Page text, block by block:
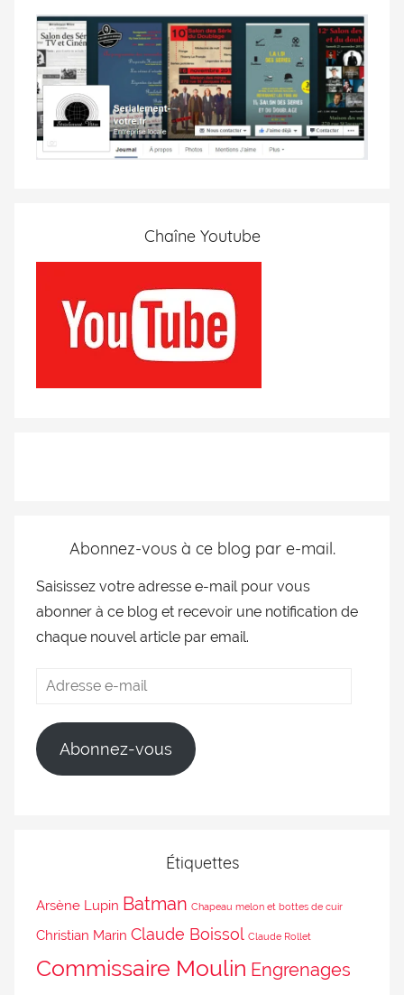
Chaîne Youtube
Abonnez-vous à ce blog par e-mail.
Saisissez votre adresse e-mail pour vous
abonner à ce blog et recevoir une notification de
chaque nouvel article par email.
Abonnez-vous
Étiquettes
Arsène Lupin Batman Chapeau melon et bottes de cuir
Christian Marin Claude Boissol Claude Rollet
Commissaire Moulin Engrenages